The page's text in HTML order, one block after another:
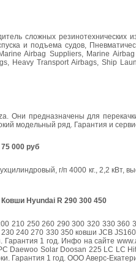
сложных резинотехнических
и подъема судов,
Airbag Suppliers, Marine
Heavy Transport Airbags, Ship
Они предназначены для
модельный ряд. Гарантия и
000 руб
г/п 4000 кг., 2,2
Hyundai R 290 300 450
210 250 260 290 300 320 330
240 270 330 350 ковши JCB
Гарантия 1 год. Инфо на сайте
Daewoo Solar Doosan 225 LC LC
Гарантия 1 год. ООО Аверс-